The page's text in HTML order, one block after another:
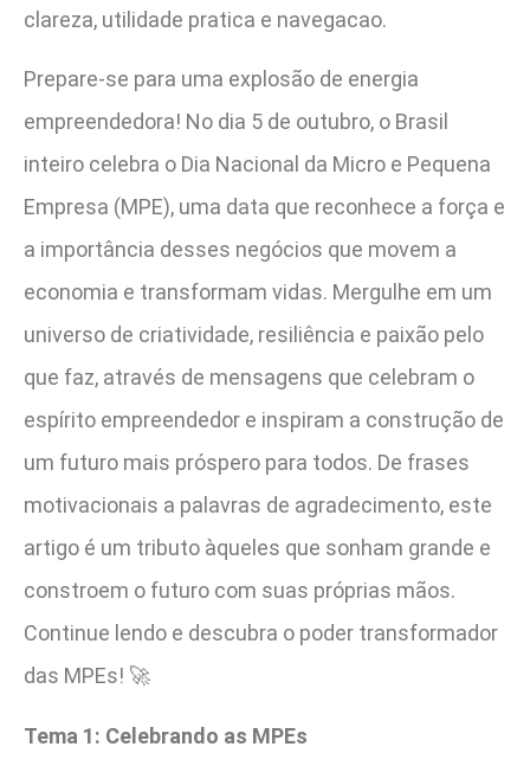
clareza, utilidade pratica e navegacao.
Prepare-se para uma explosão de energia
empreendedora! No dia 5 de outubro, o Brasil
inteiro celebra o Dia Nacional da Micro e Pequena
Empresa (MPE), uma data que reconhece a força e
a importância desses negócios que movem a
economia e transformam vidas. Mergulhe em um
universo de criatividade, resiliência e paixão pelo
que faz, através de mensagens que celebram o
espírito empreendedor e inspiram a construção de
um futuro mais próspero para todos. De frases
motivacionais a palavras de agradecimento, este
artigo é um tributo àqueles que sonham grande e
constroem o futuro com suas próprias mãos.
Continue lendo e descubra o poder transformador
das MPEs! 🚀
Tema 1: Celebrando as MPEs